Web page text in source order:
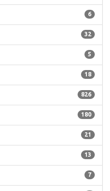
6
32
5
18
826
180
21
13
7